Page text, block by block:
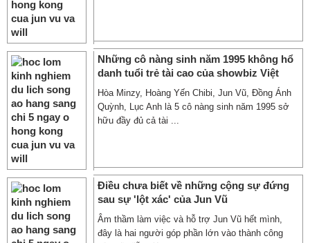
Những cô nàng sinh năm 1995 không hổ
danh tuổi trẻ tài cao của showbiz Việt
Hòa Minzy, Hoàng Yến Chibi, Jun Vũ, Đồng Ánh
Quỳnh, Lục Anh là 5 cô nàng sinh năm 1995 sở
hữu đầy đủ cả tài ...
Điều chưa biết về những cộng sự đứng
sau sự 'lột xác' của Jun Vũ
Âm thầm làm việc và hỗ trợ Jun Vũ hết mình,
đây là hai người góp phần lớn vào thành công